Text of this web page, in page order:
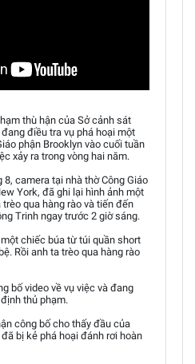
thù hận của Sở cảnh sát
điều tra vụ phá hoại một
phận Brooklyn vào cuối tuần
xảy ra trong vòng hai năm.
8, camera tại nhà thờ Công Giáo
York, đã ghi lại hình ảnh một
qua hàng rào và tiến đến
Trinh ngay trước 2 giờ sáng.
chiếc búa từ túi quần short
Rồi anh ta trèo qua hàng rào
bố video về vụ việc và đang
thủ phạm.
công bố cho thấy đầu của
bị kẻ phá hoại đánh rơi hoàn